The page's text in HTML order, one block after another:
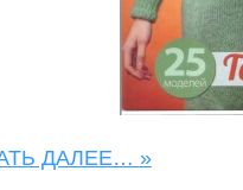
ДАЛЕЕ… »